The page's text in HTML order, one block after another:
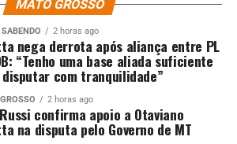
APARTAMENTO
CIDADS
FOGO HOUVE NÃO
PEGA
MATO GROSSO
2 horas ago
nega derrota após aliança entre PL
“Tenho uma base aliada suficiente
com tranquilidade”
2 horas ago
confirma apoio a Otaviano
na disputa pelo Governo de MT